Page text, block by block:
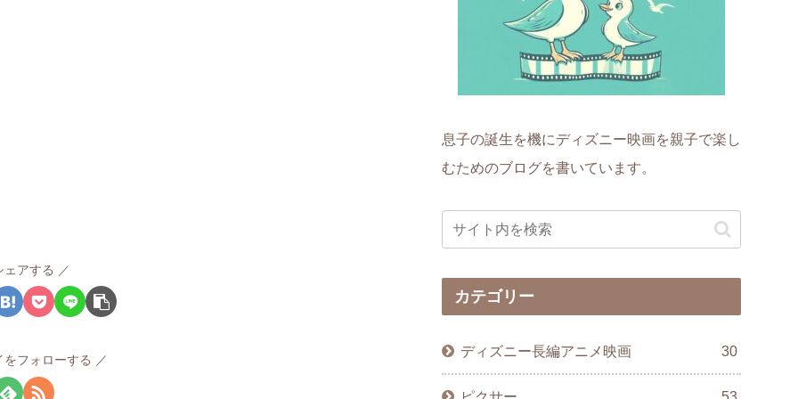
ェアする
をフォローする
息子の誕生を機にディズニー映画を親子で楽し
むためのブログを書いています。
カテゴリー
ディズニー長編アニメ映画 30